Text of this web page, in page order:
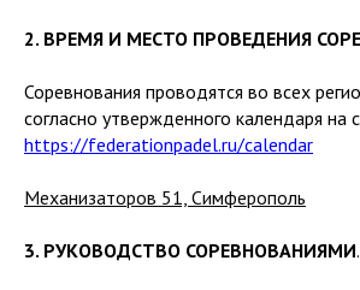
2. ВРЕМЯ И МЕСТО ПРОВЕДЕНИЯ
Соревнования проводятся во всех
согласно утвержденного календаря на
https://federationpadel.ru/calendar
Механизаторов 51, Симферополь
3. РУКОВОДСТВО СОРЕВНОВАНИЯМИ.